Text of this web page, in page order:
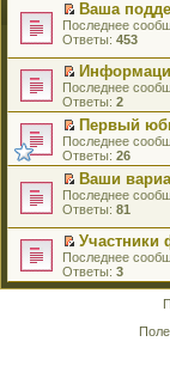
ч
и
т
а
н
н
о
м
у
с
о
о
б
щ
е
н
и
ю
н
е
п
о
ч
и
т
а
н
н
о
м
у
с
о
о
б
щ
е
к
п
е
р
в
о
м
у
н
е
п
р
о
ч
и
а
н
н
о
м
е
й
т
к
п
е
р
в
о
м
у
н
е
п
р
о
ч
и
т
П
е
е
й
т
и
к
п
е
р
в
о
м
н
е
п
р
о
Ваша
Последнее
Ответы: 453
П
е
р
й
т
и
к
п
е
р
в
о
м
у
Последнее
Ответы: 2
П
е
р
е
й
т
к
п
е
р
Первый
Последнее
Ответы: 26
П
е
е
й
т
и
к
Ваши
Последнее
Ответы: 81
П
е
р
Участники
Последнее
Ответы: 3